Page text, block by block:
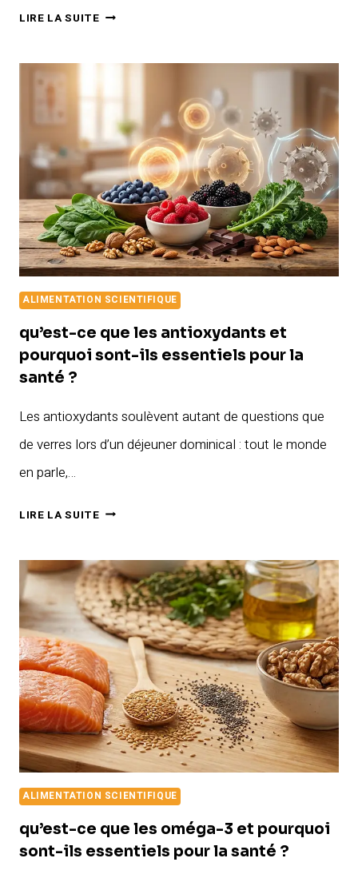
LIRE LA SUITEQU’EST-
REVITALISANTE
:
BIENFAITS
ET
FONCTIONNEMENT
EN
2025
ALIMENTATION SCIENTIFIQUE
qu’est-ce que les antioxydants et
pourquoi sont-ils essentiels pour la
santé ?
Les antioxydants soulèvent autant de questions que
de verres lors d’un déjeuner dominical : tout le monde
en parle,…
LIRE LA SUITEQU’EST-
LES
ANTIOXYDANTS
ET
POURQUOI
SONT-
ILS
ESSENTIELS
POUR
LA
?
ALIMENTATION SCIENTIFIQUE
qu’est-ce que les oméga-3 et pourquoi
sont-ils essentiels pour la santé ?